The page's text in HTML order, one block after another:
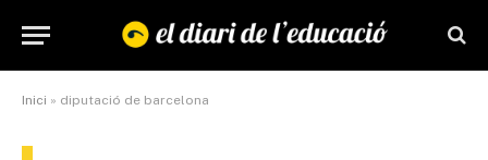
Inici » diputació de barcelona